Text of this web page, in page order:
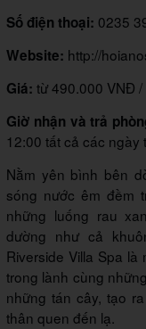
Số điện thoại: 0235
Website: http://
Giá: từ 490.000 VNĐ
Giờ nhận và trả
12:00 tất cả các ngày
Nằm yên bình bên
sóng nước êm đềm
những luống rau
dường như cả
Riverside Villa Spa
trong lành cùng
những tán cây, tạo
thân quen đến lạ.